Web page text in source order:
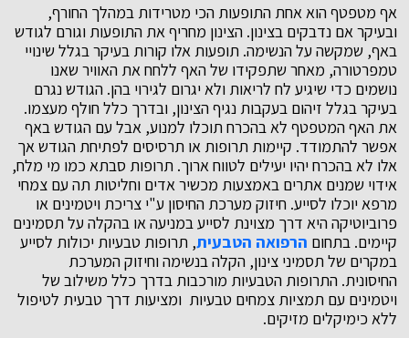
אף מטפטף הוא אחת התופעות הכי מטרידות במהלך החורף,
ובעיקר אם נדבקים בצינון. הצינון מחריף את התופעות וגורם לגודש
באף, שמקשה על הנשימה. תופעות אלו קורות בעיקר בגלל שינויי
טמפרטורה, מאחר שתפקידו של האף ללחח את האוויר שאנו
נושמים כדי שיגיע לח לריאות ולא יגרום לגירוי בהן. הגודש נגרם
בעיקר בגלל זיהום בעקבות נגיף הצינון, ובדרך כלל חולף מעצמו.
את האף המטפטף לא בהכרח תוכלו למנוע, אבל עם הגודש באף
אפשר להתמודד. קיימות תרופות או תרסיסים לפתיחת הגודש אך
אלו לא בהכרח יהיו יעילים לטווח ארוך. תרופות סבתא כמו מי מלח,
אידוי שמנים אתרים באמצעות מכשיר אדים וחליטות תה עם צמחי
מרפא יוכלו לסייע. חיזוק מערכת החיסון ע"י צריכת ויטמינים או
פרוביוטיקה היא דרך מצוינת לסייע במניעה או בהקלה על תסמינים
קיימים. בתחום הרפואה הטבעית, תרופות טבעיות יכולות לסייע
במקרים של תסמיני צינון, הקלה בנשימה וחיזוק המערכת
החיסונית. התרופות הטבעיות מורכבות בדרך כלל משילוב של
ויטמינים עם תמציות צמחים טבעיות ומציעות דרך טבעית לטיפול
ללא כימיקלים מזיקים.